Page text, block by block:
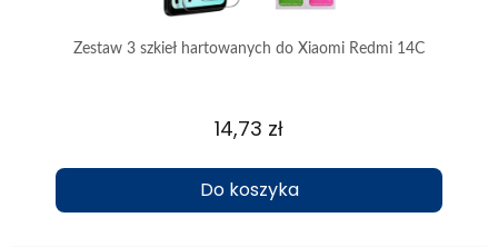
Zestaw 3 szkieł hartowanych do Xiaomi Redmi 14C
14,73 zł
Do koszyka